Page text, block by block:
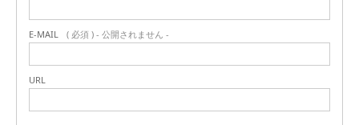
E-MAIL ( 必須 ) - 公開されません -
URL